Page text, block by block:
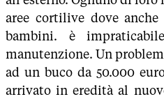
aree cortilive dove
bambini. è
manutenzione. Un
ad un buco da 50.000
arrivato in eredità al